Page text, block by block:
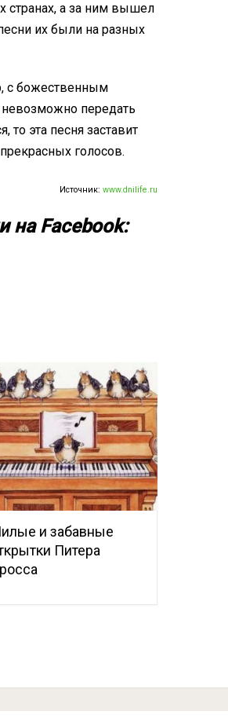
странах, а за ним вышел
их были на разных
с божественным
передать
эта песня заставит
голосов.
Источник:www.dnilife.ru
на Facebook:
и забавные
Питера